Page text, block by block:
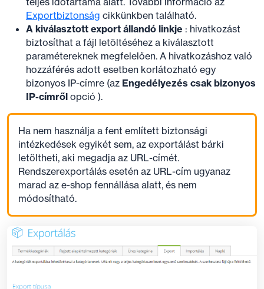
Exportbiztonság cikkünkben található.
A kiválasztott export állandó linkje : hivatkozást
biztosíthat a fájl letöltéséhez a kiválasztott
paramétereknek megfelelően. A hivatkozáshoz való
hozzáférés adott esetben korlátozható egy
bizonyos IP-címre (az Engedélyezés csak bizonyos
IP-címről opció ).
Ha nem használja a fent említett biztonsági
intézkedések egyikét sem, az exportálást bárki
letöltheti, aki megadja az URL-címét.
Rendszerexportálás esetén az URL-cím ugyanaz
marad az e-shop fennállása alatt, és nem
módosítható.